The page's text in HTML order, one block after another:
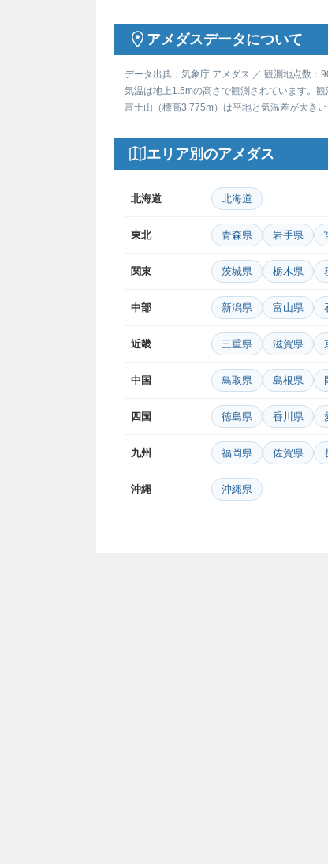
アメダスデータについて
データ出典：気象庁 アメダス ／ 観測地点数：
気温は地上1.5mの高さで観測されています。
富士山（標高3,775m）は平地と気温差が大き
エリア別のアメダス
北海道 北海道
東北 青森県 岩手県
関東 茨城県 栃木県
中部 新潟県 富山県
近畿 三重県 滋賀県
中国 鳥取県 島根県
四国 徳島県 香川県
九州 福岡県 佐賀県
沖縄 沖縄県